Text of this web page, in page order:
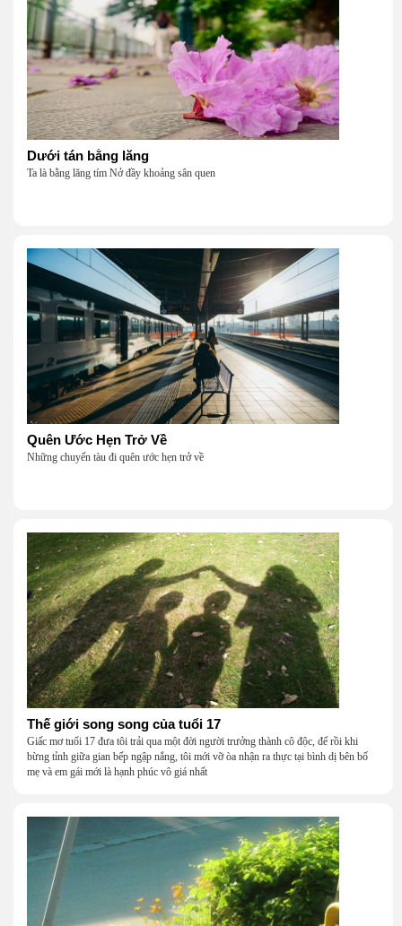
Dưới tán bằng lăng
Ta là bằng lăng tím Nở đầy khoảng sân quen
Quên Ước Hẹn Trở Về
Những chuyến tàu đi quên ước hẹn trở về
Thế giới song song của tuổi 17
Giấc mơ tuổi 17 đưa tôi trải qua một đời người trưởng thành cô độc, để rồi khi
bừng tỉnh giữa gian bếp ngập nắng, tôi mới vỡ òa nhận ra thực tại bình dị bên bố
mẹ và em gái mới là hạnh phúc vô giá nhất